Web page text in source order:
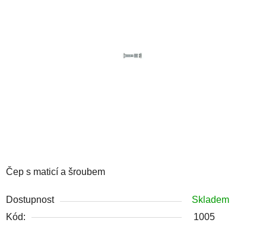
Čep s maticí a šroubem
Dostupnost
Skladem
Kód:
1005